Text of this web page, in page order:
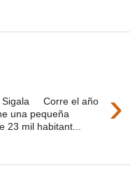
›
Sigala Corre el año
una pequeña
23 mil habitant...